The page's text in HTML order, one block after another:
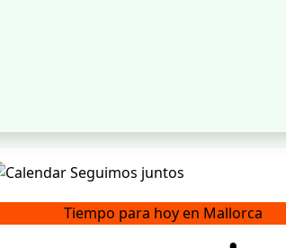
Tiempo para hoy en Mallorca